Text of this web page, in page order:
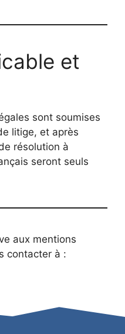
et
sont soumises
litige, et après
résolution à
seront seuls
aux mentions
contacter à :